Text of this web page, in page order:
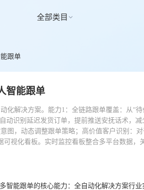
全部类目 
跟单
智能跟单
化解决方案。能力1：全链路跟单覆盖：从“
动识别延迟发货订单，提前推送安抚话术，
图，动态调整跟单策略；高价值客户识别：
可视化看板。实时监控看板整合多平台数据
智能跟单的核心能力：全自动化解决方案行业